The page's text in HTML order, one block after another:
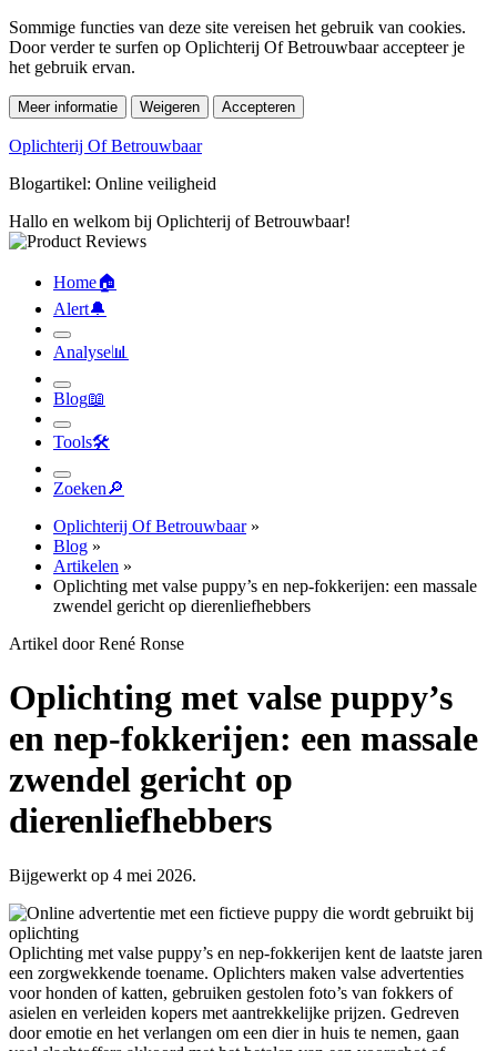
Sommige functies van deze site vereisen het gebruik van cookies.
Door verder te surfen op Oplichterij Of Betrouwbaar accepteer je
het gebruik ervan.
Meer informatie Weigeren Accepteren
Oplichterij Of Betrouwbaar
Blogartikel: Online veiligheid
Hallo en welkom bij Oplichterij of Betrouwbaar!
Home🏠︎
Alert🔔︎
Analyse📊︎
Blog📖︎
Tools🛠︎
Zoeken🔎︎
Oplichterij Of Betrouwbaar»
Blog »
Artikelen »
Oplichting met valse puppy’s en nep-fokkerijen: een massale
zwendel gericht op dierenliefhebbers
Artikel door René Ronse
Oplichting met valse puppy’s
en nep-fokkerijen: een massale
zwendel gericht op
dierenliefhebbers
Bijgewerkt op 4 mei 2026.
Oplichting met valse puppy’s en nep-fokkerijen kent de laatste jaren
een zorgwekkende toename. Oplichters maken valse advertenties
voor honden of katten, gebruiken gestolen foto’s van fokkers of
asielen en verleiden kopers met aantrekkelijke prijzen. Gedreven
door emotie en het verlangen om een dier in huis te nemen, gaan